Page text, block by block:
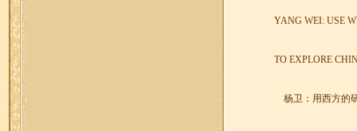
YANG WEI: USE
TO EXPLORE
杨卫：用西方的